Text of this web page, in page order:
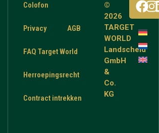
Colofon
Privacy AGB
FAQ Target World
Herroepingsrecht
Contract intrekken
©
2026
TARGET
WORLD
Landscheid
GmbH
&
Co.
KG